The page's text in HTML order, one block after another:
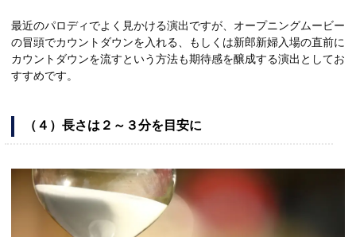
最近のパロディでよく見かける演出ですが、オープニングムービー
の冒頭でカウントダウンを入れる、もしくは新郎新婦入場の直前に
カウントダウンを流すという方法も期待感を醸成する演出としてお
すすめです。
（４）長さは２～３分を目安に